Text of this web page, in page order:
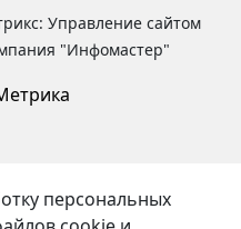
Управление сайтом
"Инфомастер"
персональных